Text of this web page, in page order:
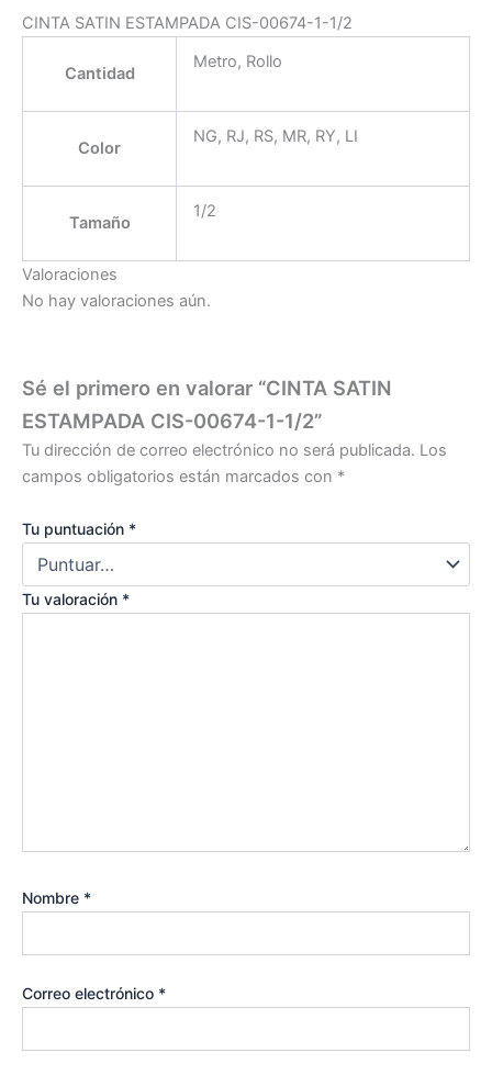
CINTA SATIN ESTAMPADA CIS-00674-1-1/2
Cantidad
Metro, Rollo
Color
NG, RJ, RS, MR, RY, LI
Tamaño
1/2
Valoraciones
No hay valoraciones aún.
Sé el primero en valorar “CINTA SATIN
ESTAMPADA CIS-00674-1-1/2”
Tu dirección de correo electrónico no será publicada. Los
campos obligatorios están marcados con *
Tu puntuación *
Tu valoración *
Nombre *
Correo electrónico *